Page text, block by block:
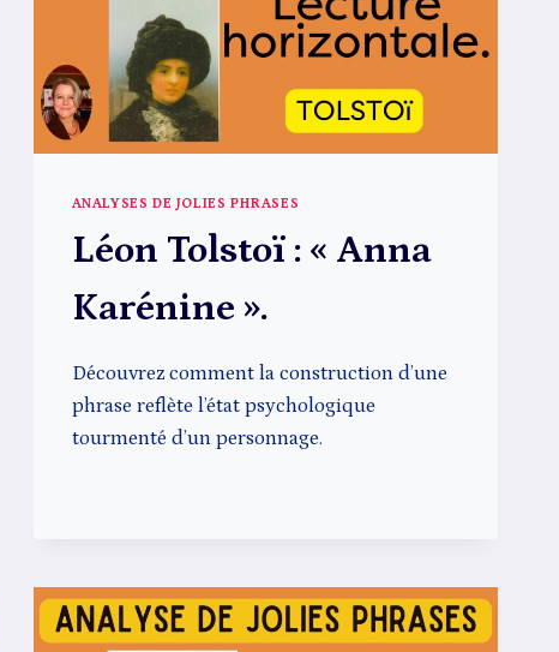
ANALYSES DE JOLIES PHRASES
Léon Tolstoï : « Anna
Karénine ».
Découvrez comment la construction d’une
phrase reflète l’état psychologique
tourmenté d’un personnage.